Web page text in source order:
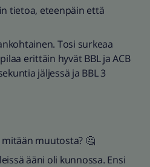
tietoa, eteenpäin että
Tosi surkeaa
erittäin hyvät BBL ja ACB
jäljessä ja BBL 3
muutosta? 🤔
ääni oli kunnossa. Ensi